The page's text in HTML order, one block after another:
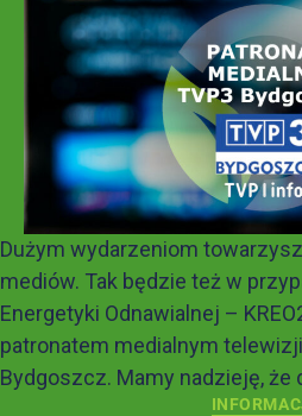
Dużym wydarzeniom
mediów. Tak będzie też w
Energetyki Odnawialnej –
patronatem medialnym
Bydgoszcz. Mamy nadzieję, że